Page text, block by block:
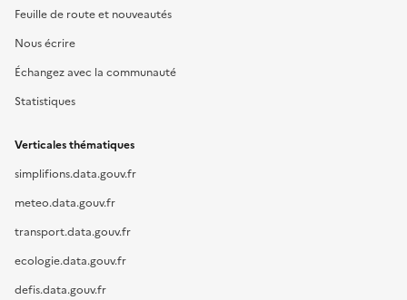
Feuille de route et nouveautés
Nous écrire
Échangez avec la communauté
Statistiques
Verticales thématiques
simplifions.data.gouv.fr
meteo.data.gouv.fr
transport.data.gouv.fr
ecologie.data.gouv.fr
defis.data.gouv.fr